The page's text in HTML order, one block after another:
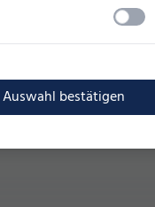
Auswahl bestätigen